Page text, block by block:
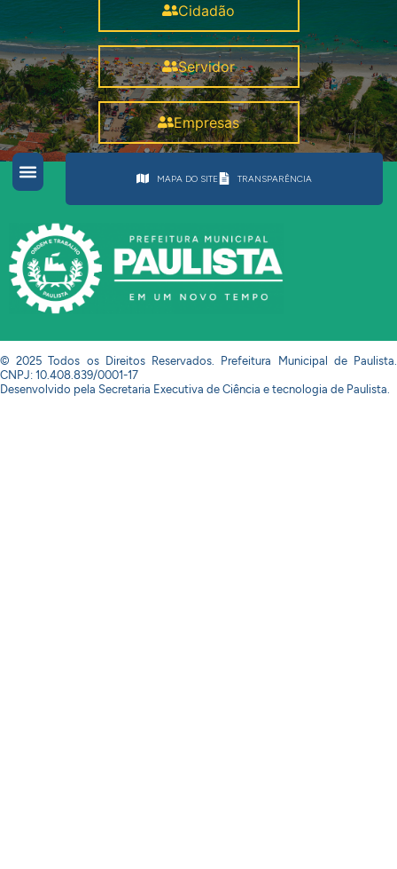
Cidadão
Servidor
Empresas
MAPA DO SITE TRANSPARÊNCIA
© 2025 Todos os Direitos Reservados. Prefeitura Municipal de Paulista.
CNPJ: 10.408.839/0001-17
Desenvolvido pela Secretaria Executiva de Ciência e tecnologia de Paulista.